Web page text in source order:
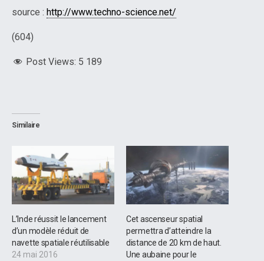
source : http://www.techno-science.net/
(604)
Post Views: 5 189
Similaire
L’Inde réussit le lancement
d’un modèle réduit de
navette spatiale réutilisable
24 mai 2016
Cet ascenseur spatial
permettra d’atteindre la
distance de 20 km de haut.
Une aubaine pour le